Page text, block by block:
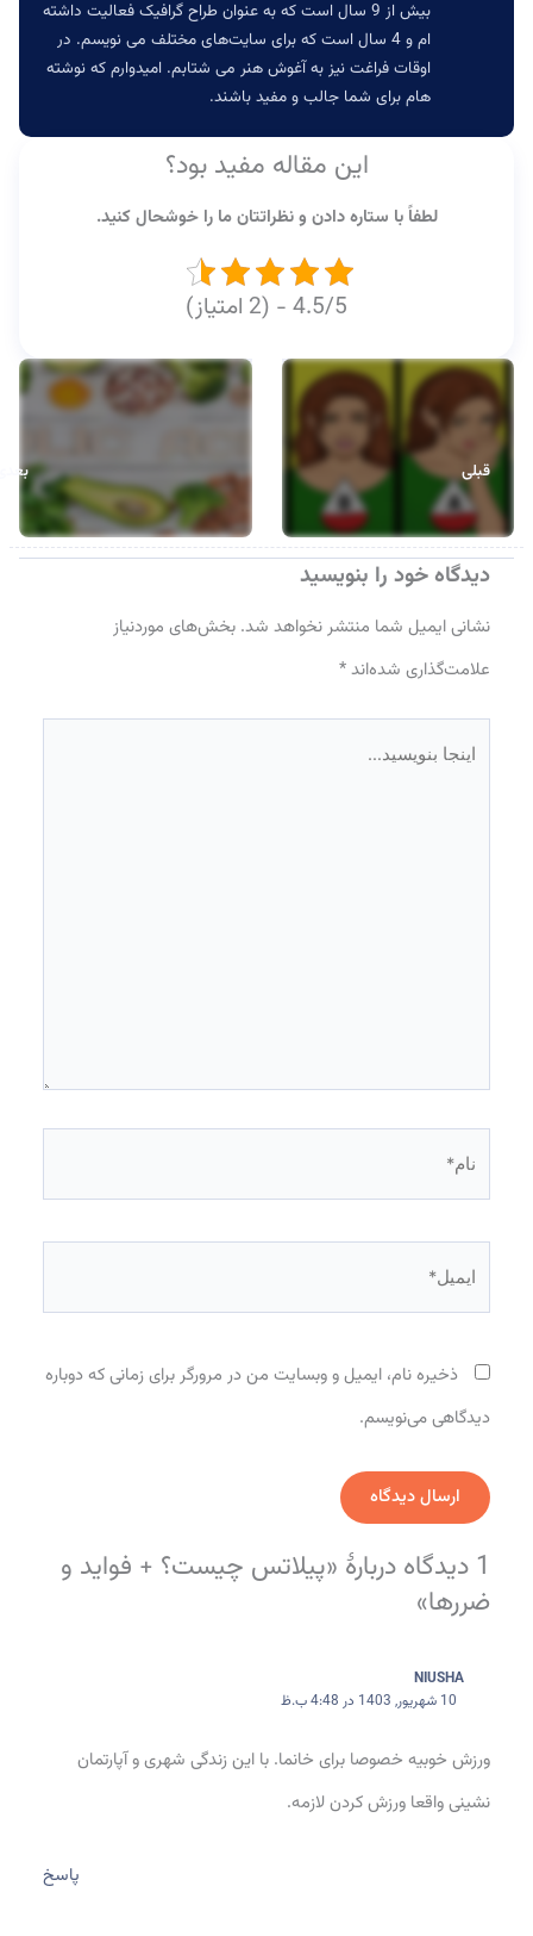
بیش از 9 سال است که به عنوان طراح گرافیک فعالیت داشته
ام و 4 سال است که برای سایت‌های مختلف می نویسم. در
اوقات فراغت نیز به آغوش هنر می شتابم. امیدوارم که نوشته
هام برای شما جالب و مفید باشند.
این مقاله مفید بود؟
لطفاً با ستاره دادن و نظراتتان ما را خوشحال کنید.
4.5/5 - (2 امتیاز)
قبلی بعدی
دیدگاه‌ خود را بنویسید
نشانی ایمیل شما منتشر نخواهد شد. بخش‌های موردنیاز
علامت‌گذاری شده‌اند*
ذخیره نام، ایمیل و وبسایت من در مرورگر برای زمانی که دوباره
دیدگاهی می‌نویسم.
1 دیدگاه دربارهٔ «پیلاتس چیست؟ + فواید و
ضررها»
NIUSHA
10 شهریور, 1403 در 4:48 ب.ظ
ورزش خوبیه خصوصا برای خانما. با این زندگی شهری و آپارتمان
نشینی واقعا ورزش کردن لازمه.
پاسخ